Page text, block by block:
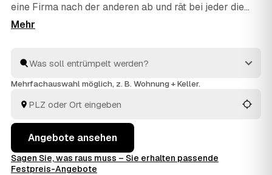
eine Firma nach der anderen ab und rät bei jeder die
Kosten neu. Mit AWL beschreiben Sie Ihr Vorhaben ein
mehrerer geprüfter Anbieter aus Freistaat Bayern. Sie
legen die Angebote nebeneinander und sehen sofort,
entschieden haben.
Mehrfachauswahl möglich, z. B. Wohnung + Keller.
Angebote ansehen
Sagen Sie, was raus muss – Sie erhalten passende
Festpreis-Angebote